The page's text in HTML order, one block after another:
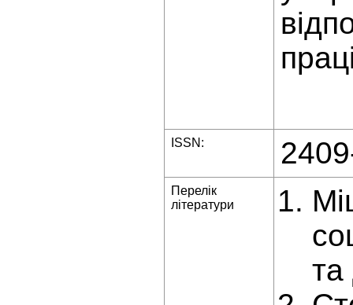
ISSN:
Перелік
літератури